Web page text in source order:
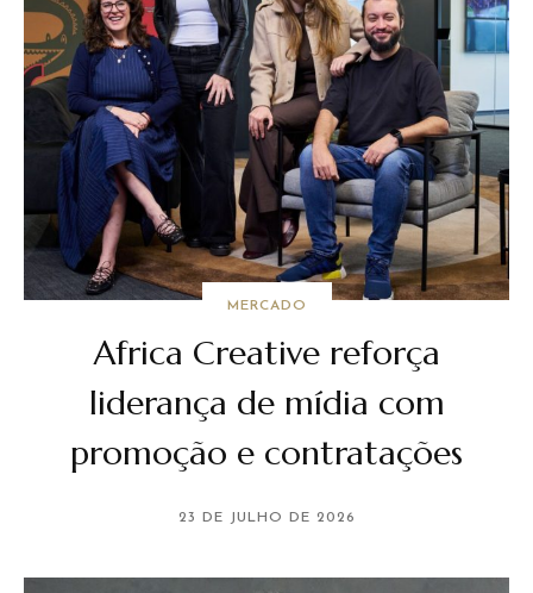
MERCADO
Africa Creative reforça
liderança de mídia com
promoção e contratações
23 DE JULHO DE 2026